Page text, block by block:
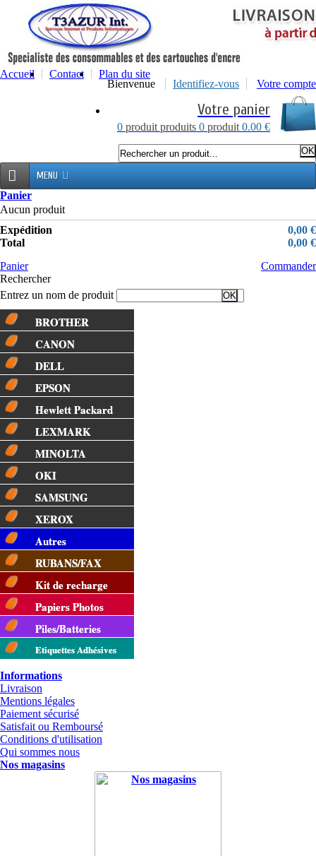
Accueil Contact
Plan du site
Bienvenue
Identifiez-vous Votre compte
Votre panier
0 produit produits 0 produit 0.00 €
MENU
Panier
Aucun produit
Expédition
0,00 €
Total
0,00 €
Panier
Commander
Rechercher
Entrez un nom de produit
BROTHER
CANON
DELL
EPSON
Hewlett Packard
LEXMARK
MINOLTA
OKI
SAMSUNG
XEROX
Autres
RUBANS/FAX
Kit de recharge
Papiers Photos
Piles/Batteries
Etiquettes Adhésives
Informations
Livraison
Mentions légales
Paiement sécurisé
Satisfait ou Remboursé
Conditions d'utilisation
Qui sommes nous
Nos magasins